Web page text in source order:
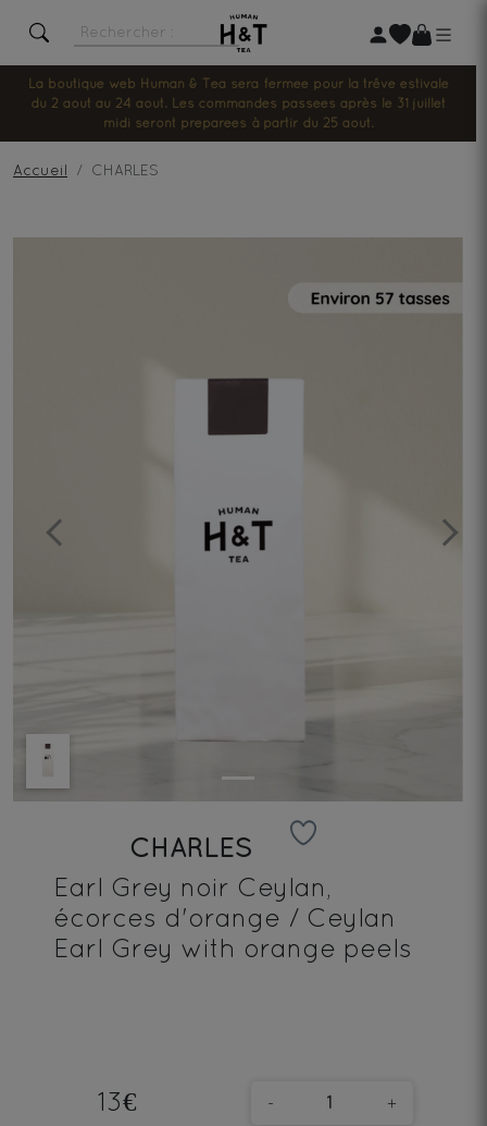
La boutique web Human & Tea sera fermée pour la trêve estivale
du 2 août au 24 août. Les commandes passées après le 31 juillet
midi seront préparées à partir du 25 août.
Accueil CHARLES
Previous Next
CHARLES
Earl Grey noir Ceylan,
écorces d'orange / Ceylan
Earl Grey with orange peels
13€ - +